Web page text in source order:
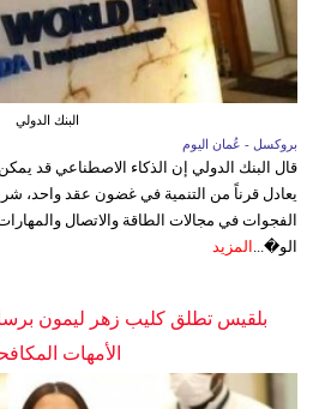
البنك الدولي
بروكسل - عُمان اليوم
قال البنك الدولي إن الذكاء الاصطناعي قد
يعادل قرناً من التنمية في غضون عقد واحد،
الفجوات في مجالات الطاقة والاتصال
الو�... المزيد
بلقيس تطلق كليب زهر ليمون
الأمهات